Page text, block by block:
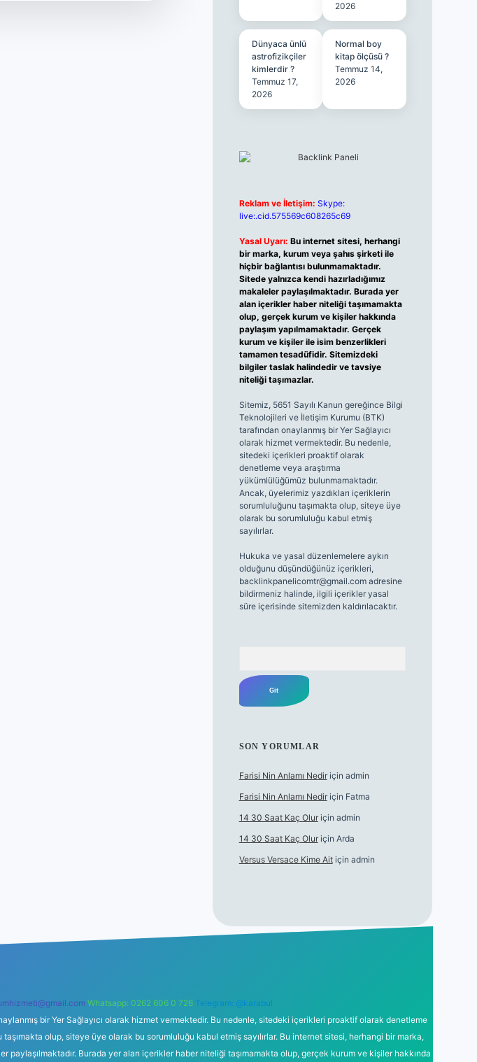
2026
Dünyaca ünlü
astrofizikçiler
kimlerdir ?
Temmuz 17,
2026
Normal boy
kitap ölçüsü ?
Temmuz 14,
2026
Reklam ve İletişim: Skype:
live:.cid.575569c608265c69
Yasal Uyarı: Bu internet sitesi, herhangi
bir marka, kurum veya şahıs şirketi ile
hiçbir bağlantısı bulunmamaktadır.
Sitede yalnızca kendi hazırladığımız
makaleler paylaşılmaktadır. Burada yer
alan içerikler haber niteliği taşımamakta
olup, gerçek kurum ve kişiler hakkında
paylaşım yapılmamaktadır. Gerçek
kurum ve kişiler ile isim benzerlikleri
tamamen tesadüfidir. Sitemizdeki
bilgiler taslak halindedir ve tavsiye
niteliği taşımazlar.
Sitemiz, 5651 Sayılı Kanun gereğince Bilgi
Teknolojileri ve İletişim Kurumu (BTK)
tarafından onaylanmış bir Yer Sağlayıcı
olarak hizmet vermektedir. Bu nedenle,
sitedeki içerikleri proaktif olarak
denetleme veya araştırma
yükümlülüğümüz bulunmamaktadır.
Ancak, üyelerimiz yazdıkları içeriklerin
sorumluluğunu taşımakta olup, siteye üye
olarak bu sorumluluğu kabul etmiş
sayılırlar.
Hukuka ve yasal düzenlemelere aykırı
olduğunu düşündüğünüz içerikleri,
backlinkpanelicomtr@gmail.comadresine
bildirmeniz halinde, ilgili içerikler yasal
süre içerisinde sitemizden kaldırılacaktır.
SON YORUMLAR
Farisi Nin Anlamı Nediriçin admin
Farisi Nin Anlamı Nediriçin Fatma
14 30 Saat Kaç Oluriçin admin
14 30 Saat Kaç Oluriçin Arda
Versus Versace Kime Aitiçin admin
Whatsapp: 0262 606 0 726 Telegram: @karabul
bir Yer Sağlayıcı olarak hizmet vermektedir. Bu nedenle, sitedeki içerikleri proaktif olarak denetleme
olup, siteye üye olarak bu sorumluluğu kabul etmiş sayılırlar. Bu internet sitesi, herhangi bir marka,
paylaşılmaktadır. Burada yer alan içerikler haber niteliği taşımamakta olup, gerçek kurum ve kişiler hakkında